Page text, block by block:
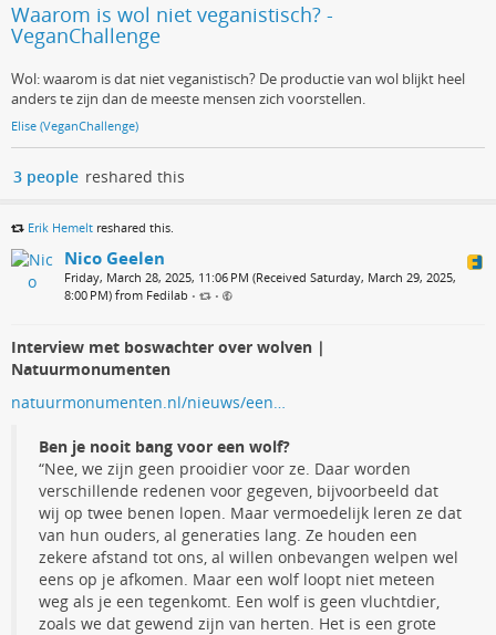
Waarom is wol niet veganistisch? -
VeganChallenge
Wol: waarom is dat niet veganistisch? De productie van wol blijkt heel
anders te zijn dan de meeste mensen zich voorstellen.
Elise (VeganChallenge)
3 people reshared this
Erik Hemelt reshared this.
Nico Geelen
Friday, March 28, 2025, 11:06 PM (Received Saturday, March 29, 2025,
8:00 PM) from Fedilab • •
Interview met boswachter over wolven |
Natuurmonumenten
natuurmonumenten.nl/nieuws/een…
Ben je nooit bang voor een wolf?
“Nee, we zijn geen prooidier voor ze. Daar worden
verschillende redenen voor gegeven, bijvoorbeeld dat
wij op twee benen lopen. Maar vermoedelijk leren ze dat
van hun ouders, al generaties lang. Ze houden een
zekere afstand tot ons, al willen onbevangen welpen wel
eens op je afkomen. Maar een wolf loopt niet meteen
weg als je een tegenkomt. Een wolf is geen vluchtdier,
zoals we dat gewend zijn van herten. Het is een grote